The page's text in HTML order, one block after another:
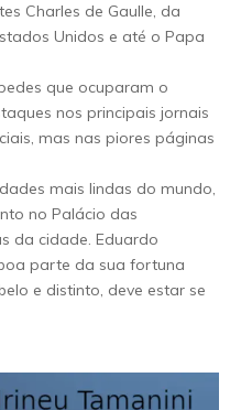
Charles de Gaulle, da
Unidos e até o Papa
que ocuparam o
nos principais jornais
mas nas piores páginas
mais lindas do mundo,
no Palácio das
da cidade. Eduardo
parte da sua fortuna
e distinto, deve estar se